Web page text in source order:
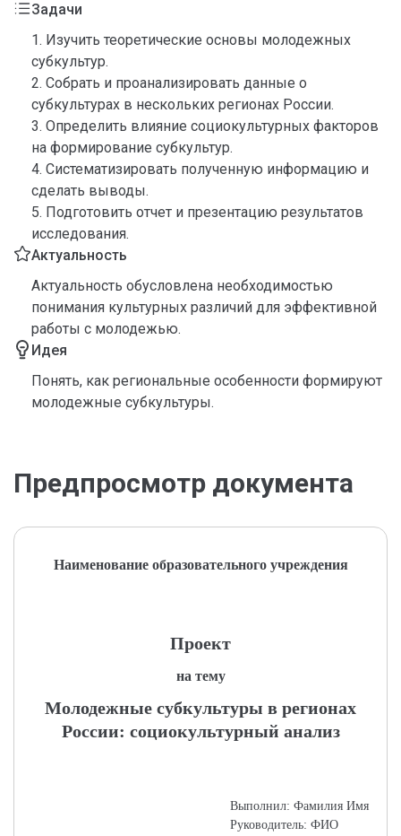
Задачи
1. Изучить теоретические основы молодежных
субкультур.
2. Собрать и проанализировать данные о
субкультурах в нескольких регионах России.
3. Определить влияние социокультурных факторов
на формирование субкультур.
4. Систематизировать полученную информацию и
сделать выводы.
5. Подготовить отчет и презентацию результатов
исследования.
Актуальность
Актуальность обусловлена необходимостью
понимания культурных различий для эффективной
работы с молодежью.
Идея
Понять, как региональные особенности формируют
молодежные субкультуры.
Предпросмотр документа
Наименование образовательного учреждения
Проект
на тему
Молодежные субкультуры в регионах
России: социокультурный анализ
Выполнил: Фамилия Имя
Руководитель: ФИО